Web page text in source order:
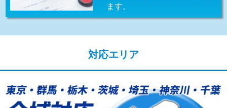
給水管工事※（支持金具設置)
業)
給水管工事※（塩ビ管（VP・HI）使
用/3ｍまで)
33,000円
ます。
対応エリア